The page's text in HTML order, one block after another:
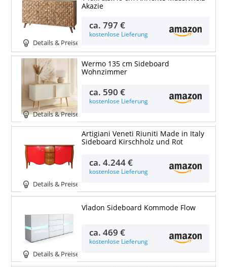
Details & Preise
Akazie
ca.797 €
kostenlose Lieferung
Details & Preise
Wermo 135 cm Sideboard
Wohnzimmer
ca. 590 €
kostenlose Lieferung
Details & Preise
Artigiani Veneti Riuniti Made in Italy
Sideboard Kirschholz und Rot
ca.4.244 €
kostenlose Lieferung
Details & Preise
Vladon Sideboard Kommode Flow
ca.469 €
kostenlose Lieferung